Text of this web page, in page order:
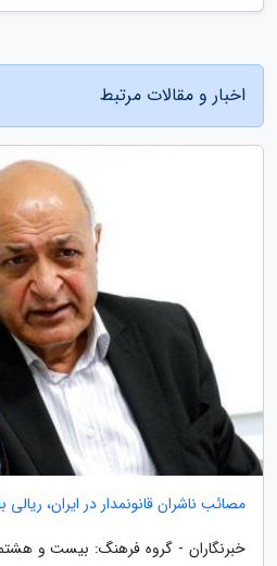
اخبار و مقالات مرتبط
مصائب ناشران قانونمدار در ایران،
خبرنگاران - گروه فرهنگ: بیست و